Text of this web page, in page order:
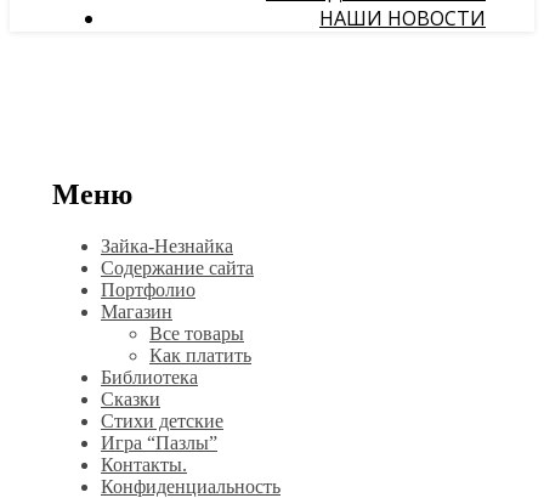
НАШИ НОВОСТИ
Меню
Зайка-Незнайка
Содержание сайта
Портфолио
Магазин
Все товары
Как платить
Библиотека
Сказки
Стихи детские
Игра “Пазлы”
Контакты.
Конфиденциальность